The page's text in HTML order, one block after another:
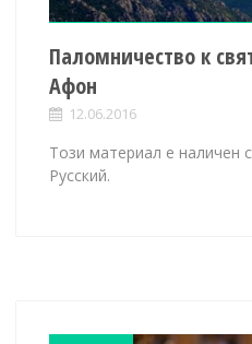
Паломничество к
Афон
12.06.2016
Този материал е наличен
Русский.